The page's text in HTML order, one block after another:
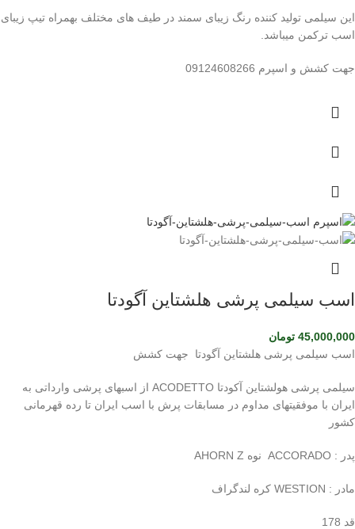
این سیلمی تولید کننده رنگ زیبای سمند در طیف های مختلف بهمراه تیپ زیبای
اسب ترکمن میباشد.
جهت کشش و اسپرم 09124608266
اسب سیلمی پرشی هلشتاین آگودتا
45,000,000 تومان
اسب سیلمی پرشی هلشتاین آگودتا جهت کشش
سیلمی پرشی هولشتاین آکودتا ACODETTO از اسبهای پرشی وارداتی به
ایران با موفقیتهای مداوم در مسابقات پرش با اسب ایران تا رده قهرمانی
کشور
پدر : ACCORADO نوه AHORN Z
مادر : WESTION کره لندگراف
قد 178